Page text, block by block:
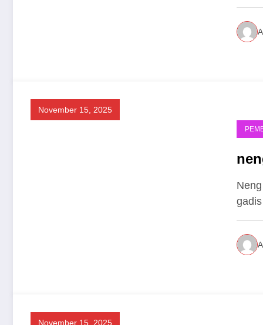
November 15, 2025
November 15, 2025